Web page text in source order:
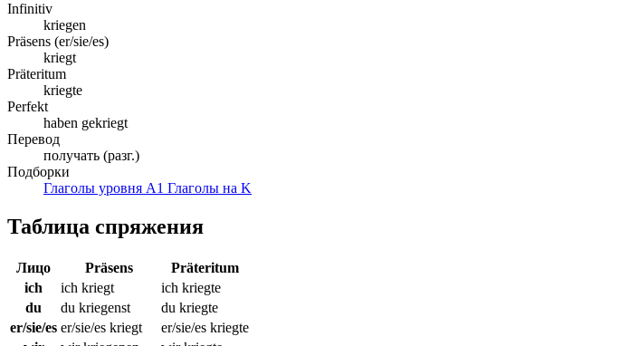
Infinitiv
kriegen
Präsens (er/sie/es)
kriegt
Präteritum
kriegte
Perfekt
haben gekriegt
Перевод
получать (разг.)
Подборки
Глаголы уровня A1 Глаголы на K
Таблица спряжения
Лицо Präsens
Präteritum
ich
ich kriegt
ich kriegte
du
du kriegenst
du kriegte
er/sie/es er/sie/es kriegt
er/sie/es kriegte